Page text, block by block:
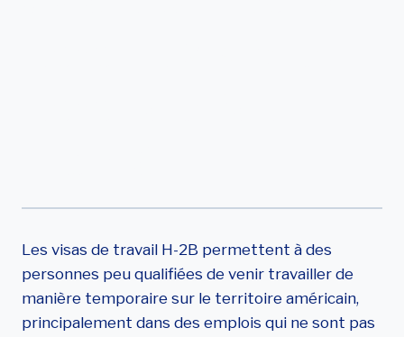
Les visas de travail H-2B permettent à des
personnes peu qualifiées de venir travailler de
manière temporaire sur le territoire américain,
principalement dans des emplois qui ne sont pas